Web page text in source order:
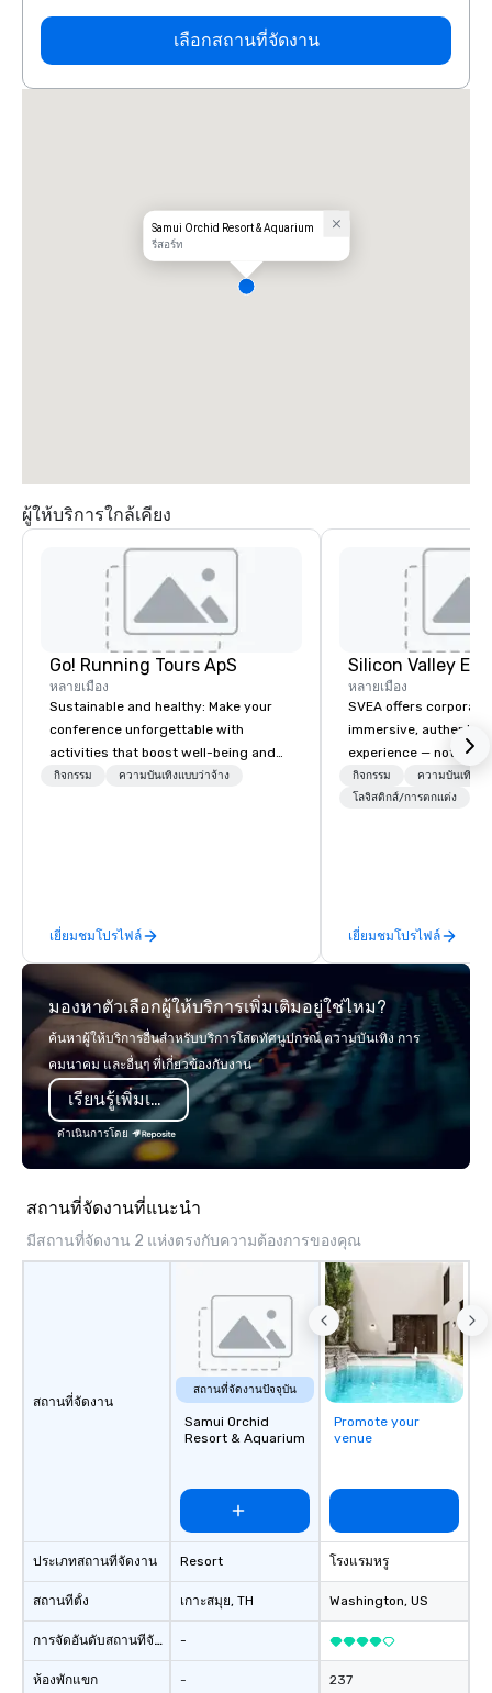
เลือกสถานที่จัดงาน
Samui Orchid Resort & Aquarium
รีสอร์ท
ผู้ให้บริการใกล้เคียง
Go! Running Tours ApS
หลายเมือง
Sustainable and healthy: Make your
conference unforgettable with
activities that boost well-being and
lower carbon footprints. Explore the
กิจกรรม ความบันเทิงแบบว่าจ้าง
เยี่ยมชมโปรไฟล์
หลายเมือง
SVEA offers
immersive, authentic
experience — not a
transformation. We
facilitate custom
offsites. Whether
think like a Silicon
world's fastest-
or walk away with a
innovation playbook,
seniority, and
กิจกรรม
ความบันเทิงแบ
โลจิสติกส์/การตกแต่ง
เยี่ยมชมโปรไฟล์
มองหาตัวเลือกผู้ให้บริการเพิ่มเติมอยู่ใช่ไหม?
ค้นหาผู้ให้บริการอื่นสำหรับบริการโสตทัศนูปกรณ์ ความบันเทิง การ
คมนาคม และอื่นๆ ที่เกี่ยวข้องกับงาน
เรียนรู้เพิ่มเติม
ดำเนินการโดย
สถานที่จัดงานที่แนะนำ
มีสถานที่จัดงาน 2 แห่งตรงกับความต้องการของคุณ
สถานที่จัดงาน
ประเภทสถานที่จัดงาน
สถานที่ตั้ง
การจัดอันดับสถานที่จัดงาน
ห้องพักแขก
สถานที่จัดงานปัจจุบัน
Samui Orchid
Resort & Aquarium
Resort
เกาะสมุย, TH
-
-
Promote your
venue
โรงแรมหรู
Washington, US
237